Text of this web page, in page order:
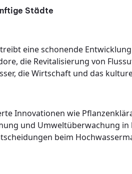
Städte
eine schonende
die Revitalisierung von
die Wirtschaft und das
Innovationen wie
und Umweltüberwachung
beim